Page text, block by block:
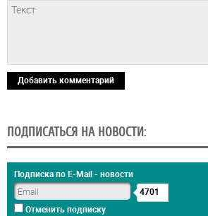
Добавить комментарий
ПОДПИСАТЬСЯ НА НОВОСТИ:
Подписка по E-Mail - новости
4701
Отменить подписку